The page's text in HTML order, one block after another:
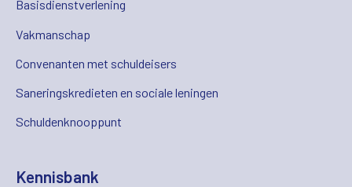
Basisdienstverlening
Vakmanschap
Convenanten met schuldeisers
Saneringskredieten en sociale leningen
Schuldenknooppunt
Kennisbank